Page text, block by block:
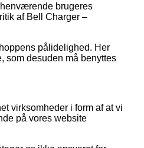
brugeres
af Bell Charger –
pålidelighed. Her
som desuden må benyttes
virksomheder i form af at vi
på vores website